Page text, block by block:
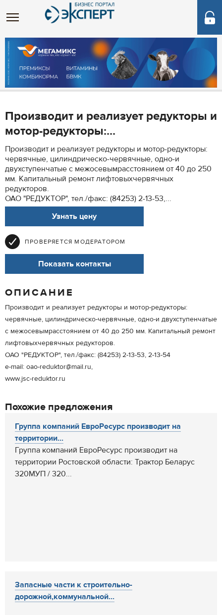
Производит и реализует редукторы и
мотор-редукторы:...
Производит и реализует редукторы и мотор-редукторы:
червячные, цилиндрическо-червячные, одно-и
двухступенчатые с межосевымрасстоянием от 40 до 250
мм. Капитальный ремонт лифтовыхчервячных
редукторов.
ОАО "РЕДУКТОР", тел./факс: (84253) 2-13-53,...
Узнать цену
ПРОВЕРЯЕТСЯ МОДЕРАТОРОМ
Показать контакты
ОПИСАНИЕ
Производит и реализует редукторы и мотор-редукторы:
червячные, цилиндрическо-червячные, одно-и двухступенчатые
с межосевымрасстоянием от 40 до 250 мм. Капитальный ремонт
лифтовыхчервячных редукторов.
ОАО "РЕДУКТОР", тел./факс: (84253) 2-13-53, 2-13-54
e-mail: oao-reduktor@mail.ru,
www.jsc-reduktor.ru
Похожие предложения
Группа компаний ЕвроРесурс производит на
территории...
Группа компаний ЕвроРесурс производит на
территории Ростовской области: Трактор Беларус
320МУП / 320...
Запасные части к строительно-
дорожной,коммунальной...